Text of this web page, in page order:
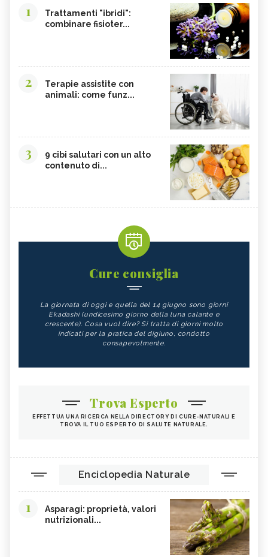
1
Trattamenti "ibridi":
combinare fisioter...
2
Terapie assistite con
animali: come funz...
3
9 cibi salutari con un alto
contenuto di...
Cure consiglia
La giornata di oggi e quella del 14 giugno sono giorni
Ekadashi (undicesimo giorno della luna calante e
crescente). Cosa vuol dire? Si tratta di giorni molto
indicati per la pratica del digiuno, condotto
consapevolmente.
Trova Esperto
EFFETTUA UNA RICERCA NELLA DIRECTORY DI CURE-NATURALI E
TROVA IL TUO ESPERTO DI SALUTE NATURALE.
Enciclopedia Naturale
1
Asparagi: proprietà, valori
nutrizionali...